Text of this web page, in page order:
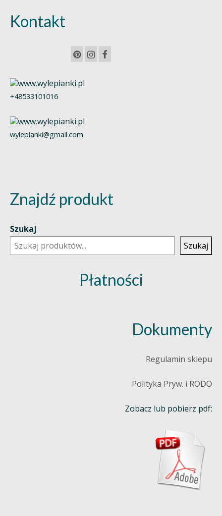
Kontakt
+48533101016
wylepianki@gmail.com
Znajdź produkt
Szukaj
Szukaj
Płatności
Dokumenty
Regulamin sklepu
Polityka Pryw. i RODO
Zobacz lub pobierz pdf: